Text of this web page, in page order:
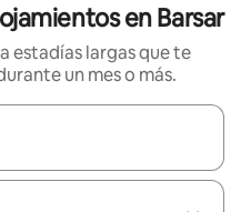
en Barsar
estadías largas que te
un mes o más.
navega con las